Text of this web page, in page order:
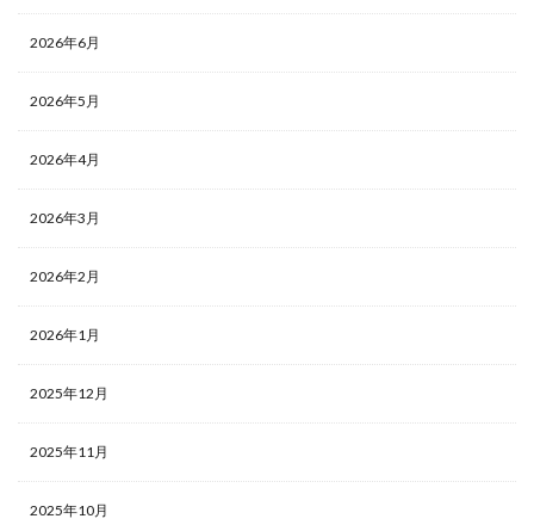
2026年6月
2026年5月
2026年4月
2026年3月
2026年2月
2026年1月
2025年12月
2025年11月
2025年10月